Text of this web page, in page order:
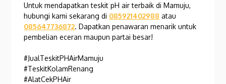
Untuk mendapatkan teskit pH air terbaik di Mamuju,
hubungi kami sekarang di 085921402988 atau
085647736872. Dapatkan penawaran menarik untuk
pembelian eceran maupun partai besar!
#JualTeskitPHAirMamuju
#TeskitKolamRenang
#AlatCekPHAir